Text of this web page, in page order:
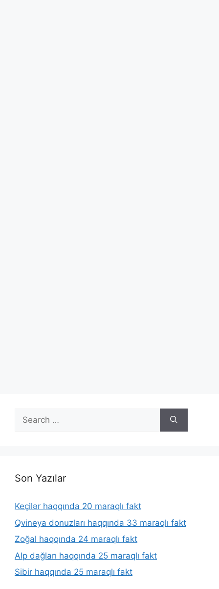
Search
for:
Son Yazılar
Keçilər haqqında 20 maraqlı fakt
Qvineya donuzları haqqında 33 maraqlı fakt
Zoğal haqqında 24 maraqlı fakt
Alp dağları haqqında 25 maraqlı fakt
Sibir haqqında 25 maraqlı fakt